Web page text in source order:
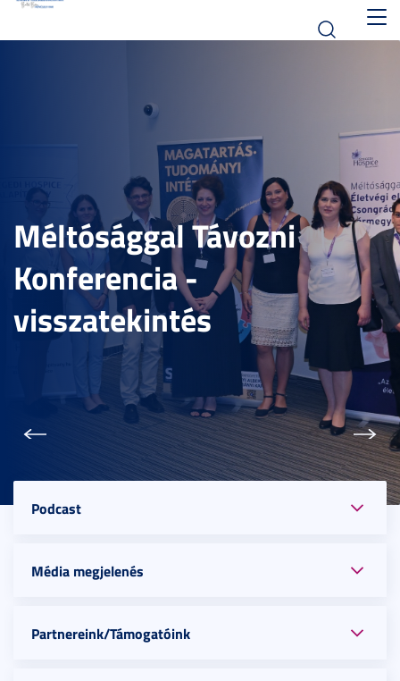
Méltósággal Távozni
Konferencia -
visszatekintés
Podcast
Média megjelenés
Partnereink/Támogatóink